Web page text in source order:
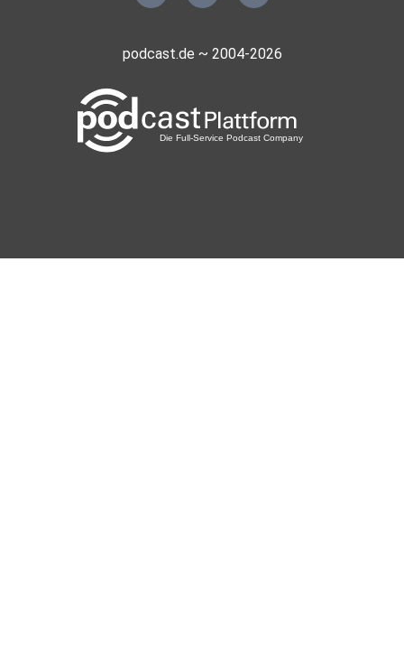
podcast.de ~ 2004-2026